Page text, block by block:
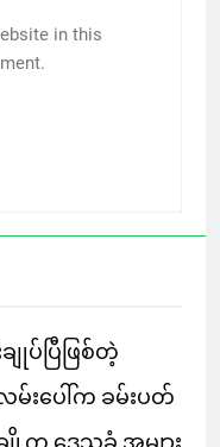
in this
ျုပ်ပြီဖြစ်တဲ့
းပေါ်က ခမ်းပတ်